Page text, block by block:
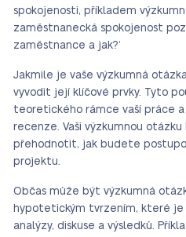
spokojenosti, příkladem
zaměstnanecká spokojenost
zaměstnance a jak?‘
Jakmile je vaše výzkumná
vyvodit její klíčové prvky. Tyto
teoretického rámce vaší práce
recenze. Vaši výzkumnou
přehodnotit, jak budete
projektu.
Občas může být výzkumná
hypotetickým tvrzením, které
analýzy, diskuse a výsledků.